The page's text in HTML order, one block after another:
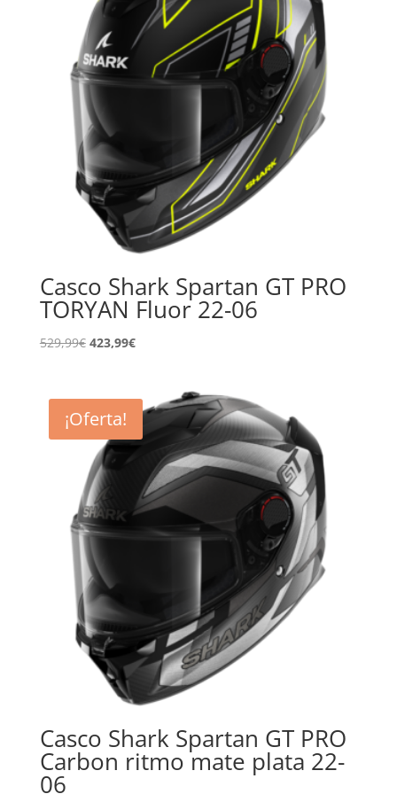
Casco Shark Spartan GT PRO
TORYAN Fluor 22-06
529,99€ El
era:
529,99€.
423,99€El
es:
423,99€.
¡Oferta!
Casco Shark Spartan GT PRO
Carbon ritmo mate plata 22-
06